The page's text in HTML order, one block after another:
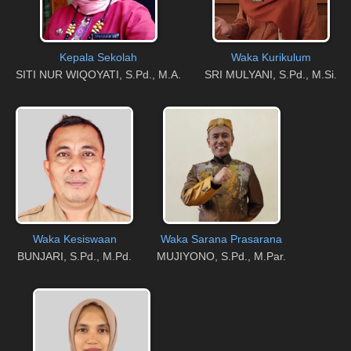
Kepala Sekolah
SITI NUR WIQOYATI, S.Pd., M.A.
Waka Kurikulum
SRI MULYANI, S.Pd., M.Si.
Waka Kesiswaan
BUNJARI, S.Pd., M.Pd.
Waka Sarana Prasarana
MUJIYONO, S.Pd., M.Par.